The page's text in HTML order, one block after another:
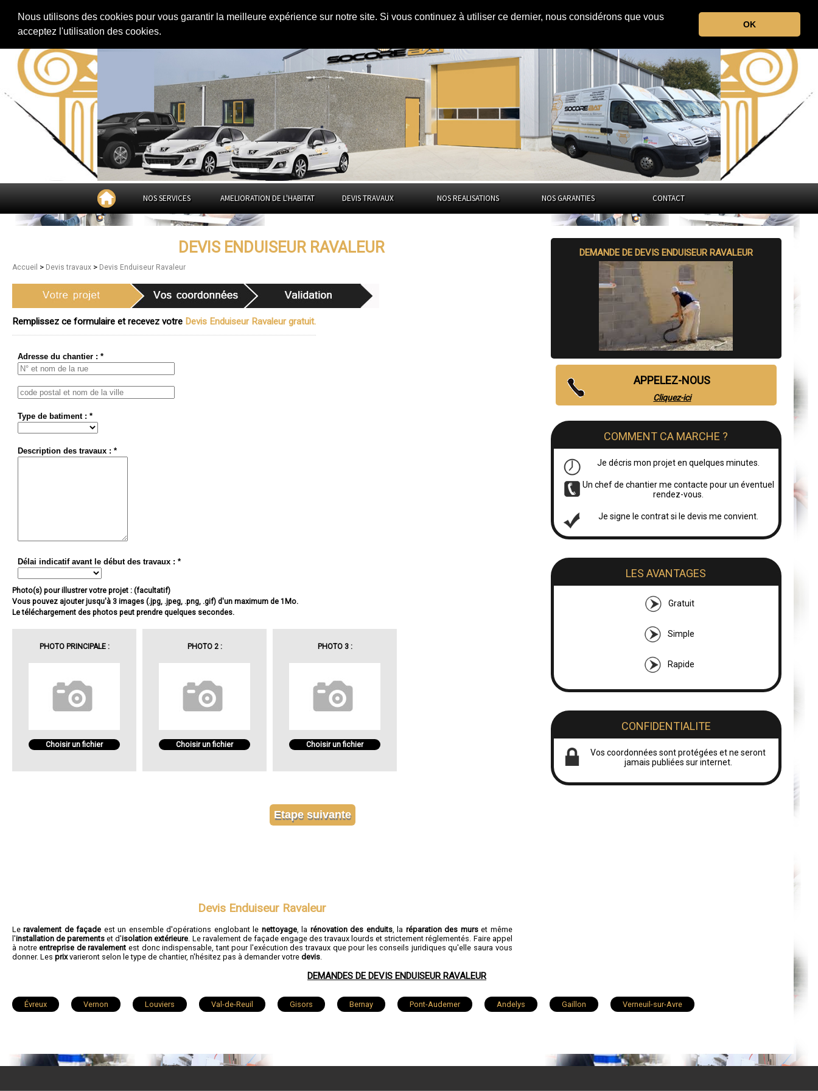
Nous utilisons des cookies pour vous garantir la meilleure expérience sur notre site. Si vous continuez à utiliser ce dernier, nous considérons que vous
acceptez l'utilisation des cookies.
OK
Devis Enduiseur Ravaleur dansl'Eure
l'Eure
NOS SERVICES AMELIORATION DE L'HABITAT DEVIS TRAVAUX NOS REALISATIONS NOS GARANTIES CONTACT
DEMANDE DE DEVIS ENDUISEUR RAVALEUR
APPELEZ-NOUS
Cliquez-ici
COMMENT CA MARCHE ?
Je décris mon projet en quelques minutes.
Un chef de chantier me contacte pour un éventuel
rendez-vous.
Je signe le contrat si le devis me convient.
LES AVANTAGES
Gratuit
Simple
Rapide
CONFIDENTIALITE
Vos coordonnées sont protégées et ne seront
jamais publiées sur internet.
DEVIS ENDUISEUR RAVALEUR
Accueil > Devis travaux > Devis Enduiseur Ravaleur
Remplissez ce formulaire et recevez votre Devis Enduiseur Ravaleur gratuit.
Adresse du chantier : *
Type de batiment : *
Description des travaux : *
Délai indicatif avant le début des travaux : *
Photo(s) pour illustrer votre projet : (facultatif)
Vous pouvez ajouter jusqu'à 3 images (.jpg, .jpeg, .png, .gif) d'un maximum de 1Mo.
Le téléchargement des photos peut prendre quelques secondes.
PHOTO PRINCIPALE :
Choisir un fichier
PHOTO 2 :
Choisir un fichier
PHOTO 3 :
Choisir un fichier
Devis Enduiseur Ravaleur
Leravalement de façade est un ensemble d'opérations englobant le nettoyage, la rénovation des enduits, la réparation des murset même
l'installation de parements et d'isolation extérieure . Le ravalement de façade engage des travaux lourds et strictement réglementés. Faire appel
à notreentreprise de ravalement est donc indispensable, tant pour l'exécution des travaux que pour les conseils juridiques qu'elle saura vous
donner. Les prixvarieront selon le type de chantier, n'hésitez pas à demander votre devis
DEMANDES DE DEVIS ENDUISEUR RAVALEUR
Évreux Vernon Louviers Val-de-Reuil Gisors Bernay Pont-Audemer Andelys Gaillon Verneuil-sur-Avre
Gravigny Étrépagny Beuzeville Le Vaudreuil Le Bosc-Roger-en-Roumois Gasny